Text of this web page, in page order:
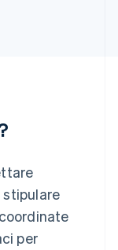
stipulare
per